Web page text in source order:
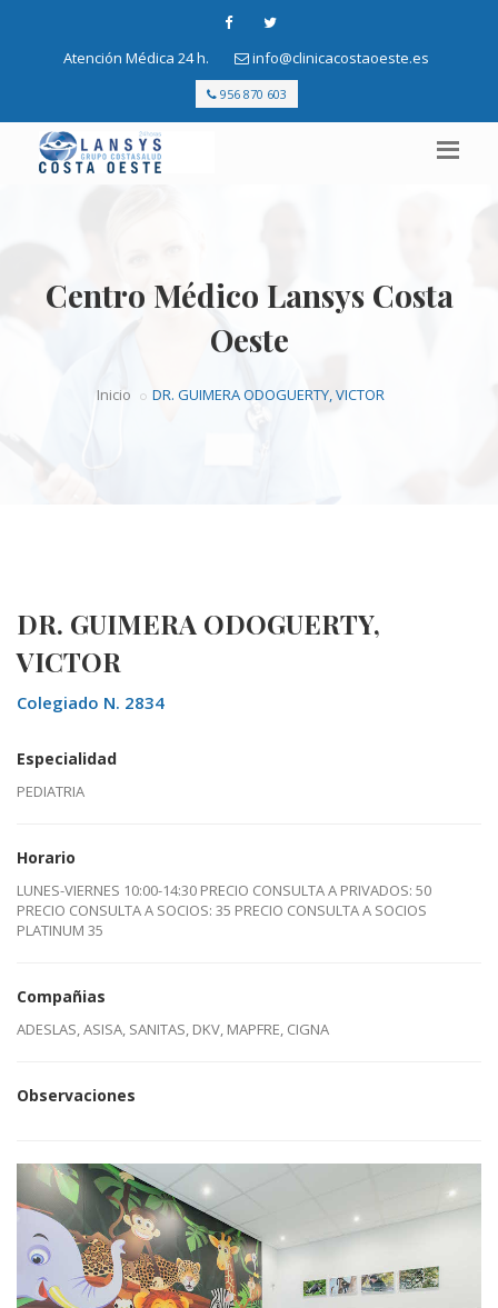
Atención Médica 24 h. info@clinicacostaoeste.es
956 870 603
Centro Médico Lansys Costa
Oeste
Inicio DR. GUIMERA ODOGUERTY, VICTOR
DR. GUIMERA ODOGUERTY,
VICTOR
Colegiado N. 2834
Especialidad
PEDIATRIA
Horario
LUNES-VIERNES 10:00-14:30 PRECIO CONSULTA A PRIVADOS: 50
PRECIO CONSULTA A SOCIOS: 35 PRECIO CONSULTA A SOCIOS
PLATINUM 35
Compañias
ADESLAS, ASISA, SANITAS, DKV, MAPFRE, CIGNA
Observaciones